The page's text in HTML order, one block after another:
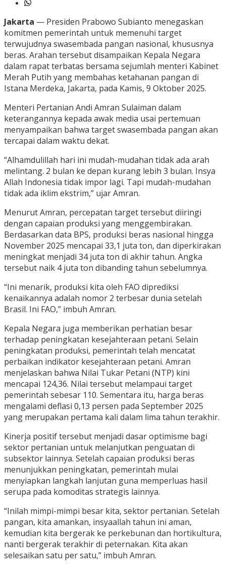
Jakarta — Presiden Prabowo Subianto menegaskan
komitmen pemerintah untuk memenuhi target
terwujudnya swasembada pangan nasional, khususnya
beras. Arahan tersebut disampaikan Kepala Negara
dalam rapat terbatas bersama sejumlah menteri Kabinet
Merah Putih yang membahas ketahanan pangan di
Istana Merdeka, Jakarta, pada Kamis, 9 Oktober 2025.
Menteri Pertanian Andi Amran Sulaiman dalam
keterangannya kepada awak media usai pertemuan
menyampaikan bahwa target swasembada pangan akan
tercapai dalam waktu dekat.
“Alhamdulillah hari ini mudah-mudahan tidak ada arah
melintang. 2 bulan ke depan kurang lebih 3 bulan. Insya
Allah Indonesia tidak impor lagi. Tapi mudah-mudahan
tidak ada iklim ekstrim,” ujar Amran.
Menurut Amran, percepatan target tersebut diiringi
dengan capaian produksi yang menggembirakan.
Berdasarkan data BPS, produksi beras nasional hingga
November 2025 mencapai 33,1 juta ton, dan diperkirakan
meningkat menjadi 34 juta ton di akhir tahun. Angka
tersebut naik 4 juta ton dibanding tahun sebelumnya.
“Ini menarik, produksi kita oleh FAO diprediksi
kenaikannya adalah nomor 2 terbesar dunia setelah
Brasil. Ini FAO,” imbuh Amran.
Kepala Negara juga memberikan perhatian besar
terhadap peningkatan kesejahteraan petani. Selain
peningkatan produksi, pemerintah telah mencatat
perbaikan indikator kesejahteraan petani. Amran
menjelaskan bahwa Nilai Tukar Petani (NTP) kini
mencapai 124,36. Nilai tersebut melampaui target
pemerintah sebesar 110. Sementara itu, harga beras
mengalami deflasi 0,13 persen pada September 2025
yang merupakan pertama kali dalam lima tahun terakhir.
Kinerja positif tersebut menjadi dasar optimisme bagi
sektor pertanian untuk melanjutkan penguatan di
subsektor lainnya. Setelah capaian produksi beras
menunjukkan peningkatan, pemerintah mulai
menyiapkan langkah lanjutan guna memperluas hasil
serupa pada komoditas strategis lainnya.
“Inilah mimpi-mimpi besar kita, sektor pertanian. Setelah
pangan, kita amankan, insyaallah tahun ini aman,
kemudian kita bergerak ke perkebunan dan hortikultura,
nanti bergerak terakhir di peternakan. Kita akan
selesaikan satu per satu,” imbuh Amran.